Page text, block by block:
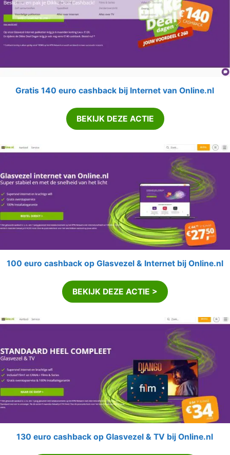
Gratis 140 euro cashback bij Internet van Online.nl
BEKIJK DEZE ACTIE
100 euro cashback op Glasvezel & Internet bij Online.nl
BEKIJK DEZE ACTIE >
130 euro cashback op Glasvezel & TV bij Online.nl